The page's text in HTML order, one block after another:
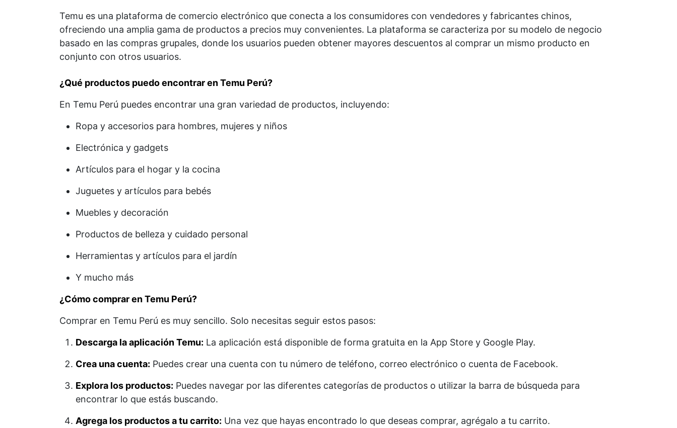
Temu es una plataforma de comercio electrónico que conecta a los consumidores con vendedores y fabricantes chinos,
ofreciendo una amplia gama de productos a precios muy convenientes. La plataforma se caracteriza por su modelo de negocio
basado en las compras grupales, donde los usuarios pueden obtener mayores descuentos al comprar un mismo producto en
conjunto con otros usuarios.
¿Qué productos puedo encontrar en Temu Perú?
En Temu Perú puedes encontrar una gran variedad de productos, incluyendo:
Ropa y accesorios para hombres, mujeres y niños
Electrónica y gadgets
Artículos para el hogar y la cocina
Juguetes y artículos para bebés
Muebles y decoración
Productos de belleza y cuidado personal
Herramientas y artículos para el jardín
Y mucho más
¿Cómo comprar en Temu Perú?
Comprar en Temu Perú es muy sencillo. Solo necesitas seguir estos pasos:
Descarga la aplicación Temu: La aplicación está disponible de forma gratuita en la App Store y Google Play.
Crea una cuenta: Puedes crear una cuenta con tu número de teléfono, correo electrónico o cuenta de Facebook.
Explora los productos: Puedes navegar por las diferentes categorías de productos o utilizar la barra de búsqueda para
encontrar lo que estás buscando.
Agrega los productos a tu carrito: Una vez que hayas encontrado lo que deseas comprar, agrégalo a tu carrito.